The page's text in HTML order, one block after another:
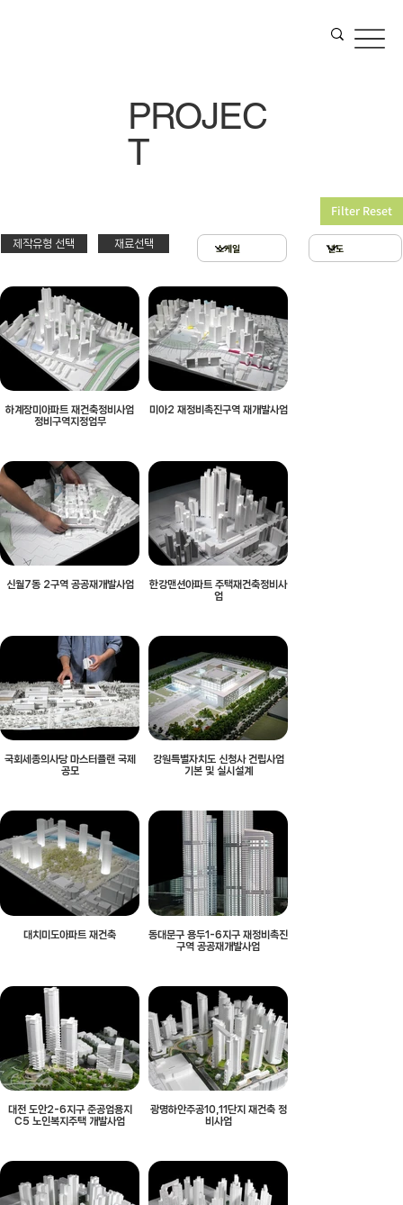
제작유형 선택 재료선택
Filter Reset
하계장미아파트 재건축정비사업
정비구역지정업무
미아2 재정비촉진구역 재개발사업
신월7동 2구역 공공재개발사업
한강맨션아파트 주택재건축정비사
업
국회세종의사당 마스터플랜 국제
공모
강원특별자치도 신청사 건립사업
기본 및 실시설계
대치미도아파트 재건축
동대문구 용두1-6지구 재정비촉진
구역 공공재개발사업
대전 도안2-6지구 준공업용지
C5 노인복지주택 개발사업
광명하안주공10,11단지 재건축 정
비사업
스치로폴 & 우드락
아크릴 & 3D 프린팅
확대모형
제작유형선택
PT
제출
현상
PROJEC
T